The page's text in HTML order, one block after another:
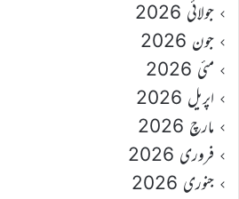
جولائی 2026
جون 2026
مئی 2026
اپریل 2026
مارچ 2026
فروری 2026
جنوری 2026